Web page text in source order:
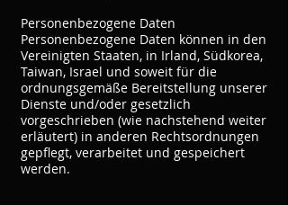
Personenbezogene Daten
Personenbezogene Daten können in den
Vereinigten Staaten, in Irland, Südkorea,
Taiwan, Israel und soweit für die
ordnungsgemäße Bereitstellung unserer
Dienste und/oder gesetzlich
vorgeschrieben (wie nachstehend weiter
erläutert) in anderen Rechtsordnungen
gepflegt, verarbeitet und gespeichert
werden.